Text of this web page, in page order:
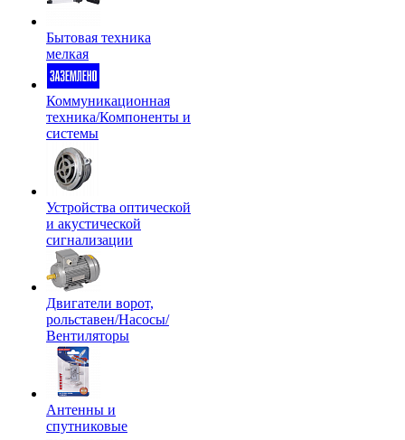
Бытовая техника
мелкая
Коммуникационная
техника/Компоненты и
системы
Устройства оптической
и акустической
сигнализации
Двигатели ворот,
рольставен/Насосы/
Вентиляторы
Антенны и
спутниковые